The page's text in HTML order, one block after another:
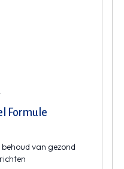
Formule
van gezond